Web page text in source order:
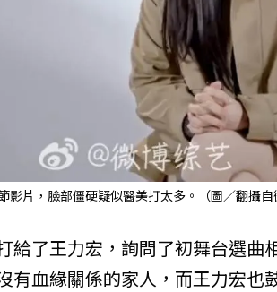
片，臉部僵硬疑似醫美打太多。（圖／翻攝自
給了王力宏，詢問了初舞台選曲
有血緣關係的家人，而王力宏也